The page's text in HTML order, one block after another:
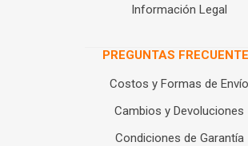
Información Legal
PREGUNTAS
Costos y Formas de Envío
Cambios y Devoluciones
Condiciones de Garantía